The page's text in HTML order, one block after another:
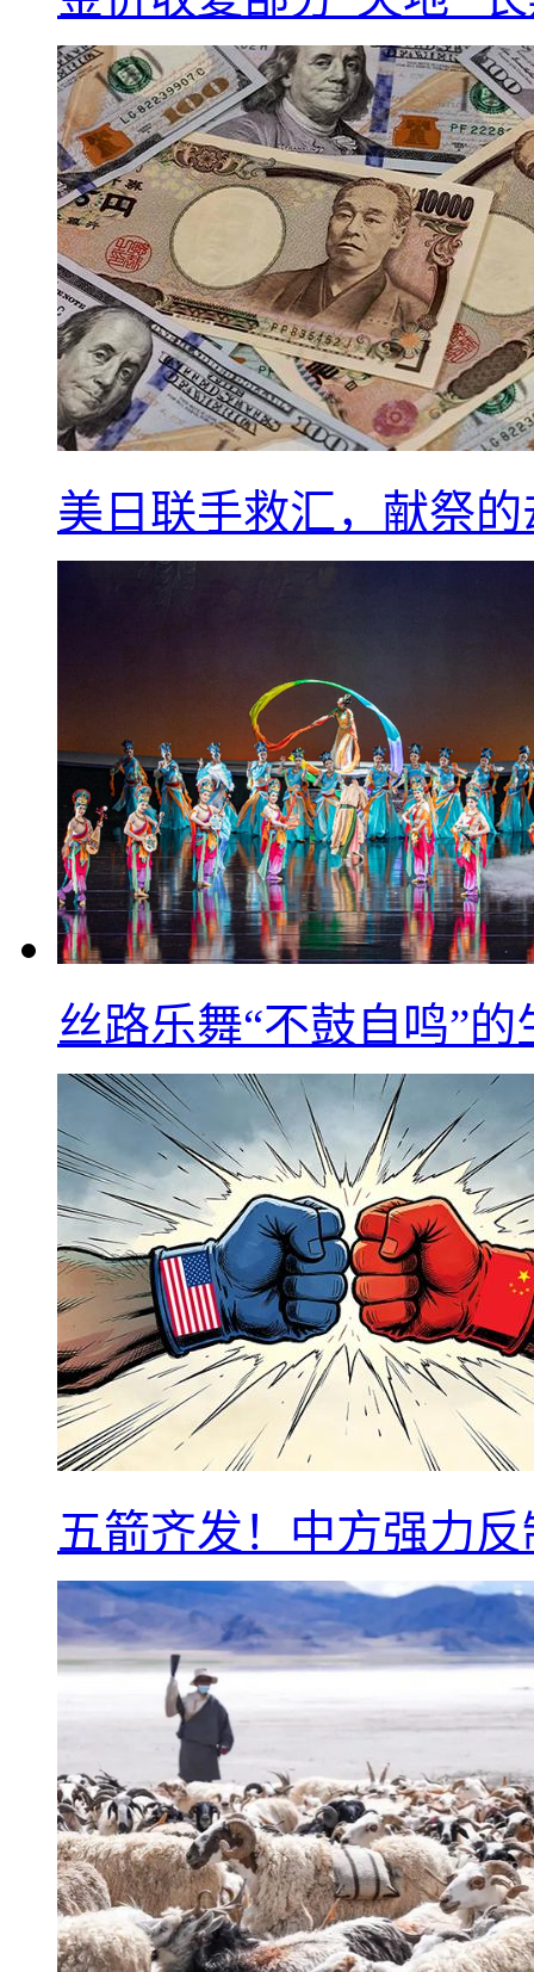
美日联手救汇，献祭
丝路乐舞“不鼓自鸣”
五箭齐发！中方强力